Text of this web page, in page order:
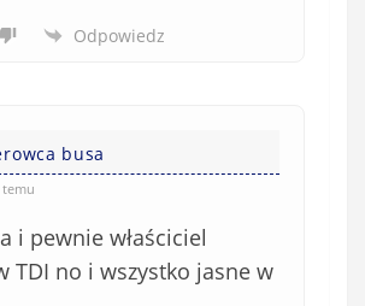
Odpowiedz
busa
temu
i pewnie właściciel
TDI no i wszystko jasne w